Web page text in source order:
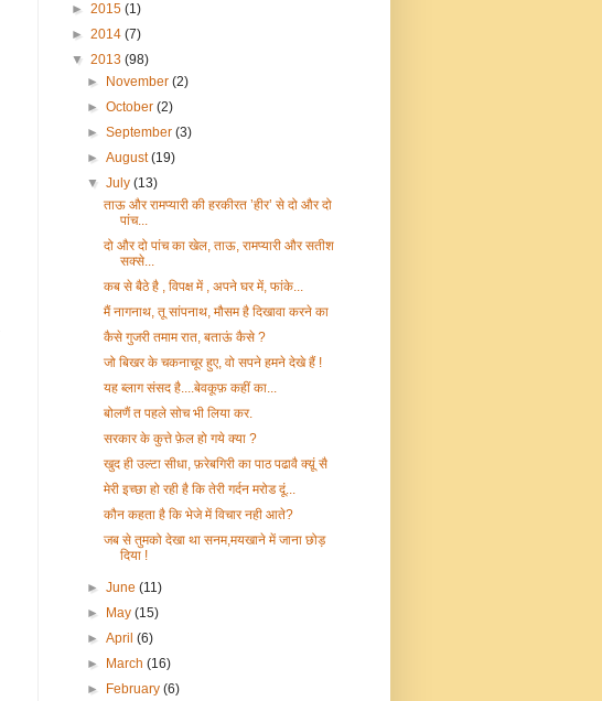
► 2015 (1)
► 2014 (7)
▼ 2013 (98)
►
November(2)
►October(2)
►September(3)
►August(19)
▼July(13)
ताऊ और रामप्यारी की हरकीरत ’हीर’ से दो और दो
पांच...
दो और दो पांच का खेल, ताऊ, रामप्यारी और सतीश
सक्से...
कब से बैठे है , विपक्ष में , अपने घर में, फांके...
मैं नागनाथ, तू सांपनाथ, मौसम है दिखावा करने का
कैसे गुजरी तमाम रात, बताऊं कैसे ?
जो बिखर के चकनाचूर हुए, वो सपने हमने देखे हैं !
यह ब्लाग संसद है....बेवकूफ़ कहीं का...
बोलणैं त पहले सोच भी लिया कर.
सरकार के कुत्ते फ़ेल हो गये क्या ?
खुद ही उल्टा सीधा, फ़रेबगिरी का पाठ पढावै क्य़ूं सै
मेरी इच्छा हो रही है कि तेरी गर्दन मरोड दूं...
कौन कहता है कि भेजे में विचार नही आते?
जब से तुमको देखा था सनम,मयखाने में जाना छोड़
दिया !
►June(11)
►
May(15)
►April(6)
►
March(16)
►
February(6)